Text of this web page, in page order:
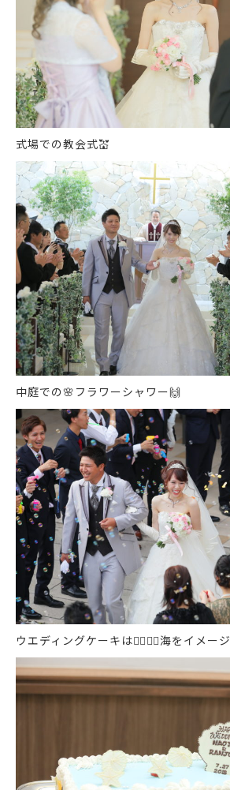
式場での教会式💒
中庭での🌸 フラワーシャワー🙌
ウエディングケーキは🏄‍♂️🏄‍♀️海をイメージ